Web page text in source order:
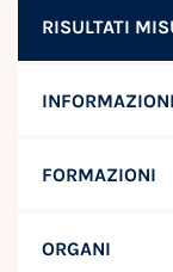
RISULTATI
FORMAZIONI
ORGANI